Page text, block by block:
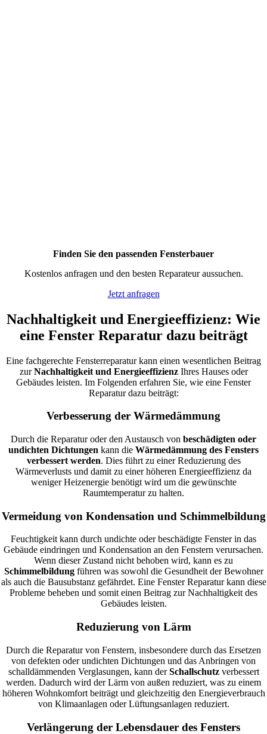
Finden Sie den passenden Fensterbauer
Kostenlos anfragen und den besten Reparateur aussuchen.
Jetzt anfragen
Nachhaltigkeit und Energieeffizienz: Wie
eine Fenster Reparatur dazu beiträgt
Eine fachgerechte Fensterreparatur kann einen wesentlichen Beitrag
zurNachhaltigkeit und EnergieeffizienzIhres Hauses oder
Gebäudes leisten. Im Folgenden erfahren Sie, wie eine Fenster
Reparatur dazu beiträgt:
Verbesserung der Wärmedämmung
Durch die Reparatur oder den Austausch von beschädigten oder
undichten Dichtungen kann die Wärmedämmung des Fensters
verbessert werden. Dies führt zu einer Reduzierung des
Wärmeverlusts und damit zu einer höheren Energieeffizienz da
weniger Heizenergie benötigt wird um die gewünschte
Raumtemperatur zu halten.
Vermeidung von Kondensation und Schimmelbildung
Feuchtigkeit kann durch undichte oder beschädigte Fenster in das
Gebäude eindringen und Kondensation an den Fenstern verursachen.
Wenn dieser Zustand nicht behoben wird, kann es zu
Schimmelbildungführen was sowohl die Gesundheit der Bewohner
als auch die Bausubstanz gefährdet. Eine Fenster Reparatur kann diese
Probleme beheben und somit einen Beitrag zur Nachhaltigkeit des
Gebäudes leisten.
Reduzierung von Lärm
Durch die Reparatur von Fenstern, insbesondere durch das Ersetzen
von defekten oder undichten Dichtungen und das Anbringen von
schalldämmenden Verglasungen, kann derSchallschutzverbessert
werden. Dadurch wird der Lärm von außen reduziert, was zu einem
höheren Wohnkomfort beiträgt und gleichzeitig den Energieverbrauch
von Klimaanlagen oder Lüftungsanlagen reduziert.
Verlängerung der Lebensdauer des Fensters